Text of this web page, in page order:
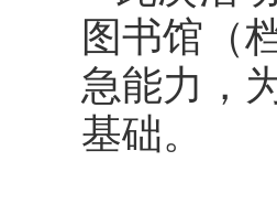
图书馆 （
急能力，
基础。